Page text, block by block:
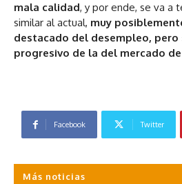
mala calidad, y por ende, se va a
similar al actual, muy
destacado del desempleo,
progresivo de la del mercado
Facebook Twitter
Más noticias